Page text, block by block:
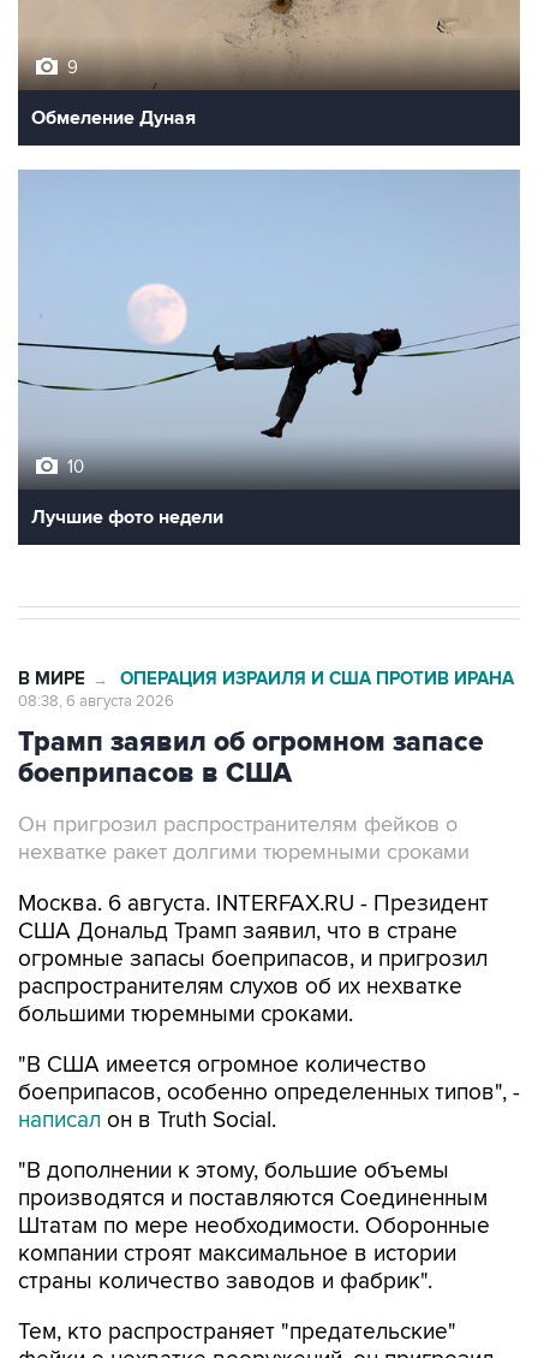
9
Обмеление Дуная
10
Лучшие фото недели
В МИРЕ → ОПЕРАЦИЯ ИЗРАИЛЯ И США ПРОТИВ ИРАНА
08:38, 6 августа 2026
Трамп заявил об огромном запасе
боеприпасов в США
Он пригрозил распространителям фейков о
нехватке ракет долгими тюремными сроками
Москва. 6 августа. INTERFAX.RU - Президент
США Дональд Трамп заявил, что в стране
огромные запасы боеприпасов, и пригрозил
распространителям слухов об их нехватке
большими тюремными сроками.
"В США имеется огромное количество
боеприпасов, особенно определенных типов", -
написал он в Truth Social.
"В дополнении к этому, большие объемы
производятся и поставляются Соединенным
Штатам по мере необходимости. Оборонные
компании строят максимальное в истории
страны количество заводов и фабрик".
Тем, кто распространяет "предательские"